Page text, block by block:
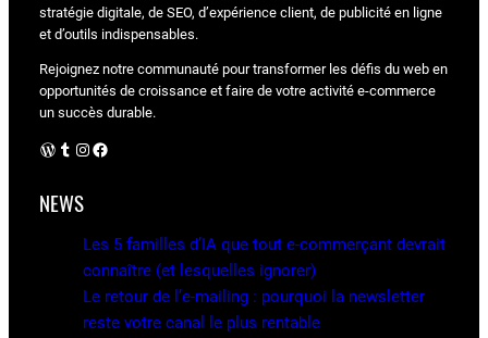
stratégie digitale, de SEO, d’expérience client, de publicité en ligne
et d’outils indispensables.
Rejoignez notre communauté pour transformer les défis du web en
opportunités de croissance et faire de votre activité e-commerce
un succès durable.
WordPress Instagram Facebook
NEWS
Les 5 familles d’IA que tout e-commerçant devrait
connaître (et lesquelles ignorer)
Le retour de l’e-mailing : pourquoi la newsletter
reste votre canal le plus rentable